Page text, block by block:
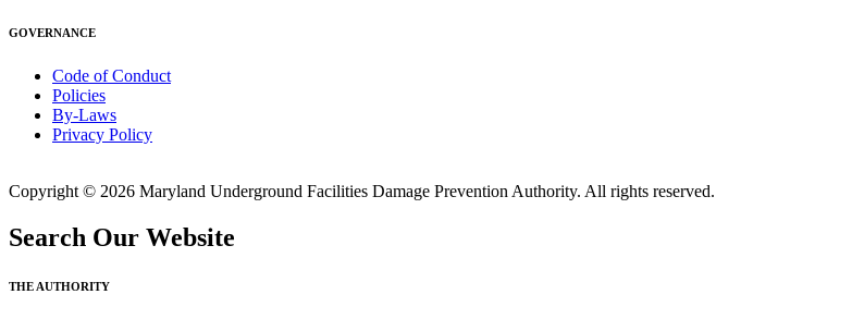
GOVERNANCE
Code of Conduct
Policies
By-Laws
Privacy Policy
Copyright © 2026 Maryland Underground Facilities Damage Prevention Authority. All rights reserved.
Search Our Website
THE AUTHORITY